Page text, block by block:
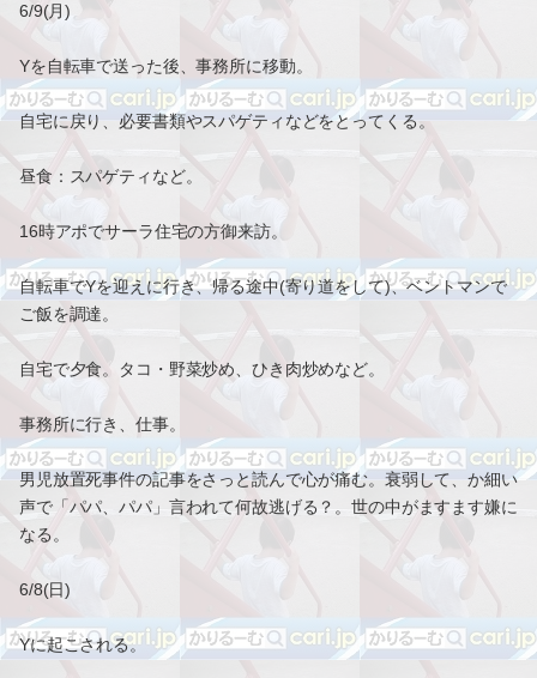
6/9(月)
Yを自転車で送った後、事務所に移動。
自宅に戻り、必要書類やスパゲティなどをとってくる。
昼食：スパゲティなど。
16時アポでサーラ住宅の方御来訪。
自転車でYを迎えに行き、帰る途中(寄り道をして)、ベントマンで
ご飯を調達。
自宅で夕食。タコ・野菜炒め、ひき肉炒めなど。
事務所に行き、仕事。
男児放置死事件の記事をさっと読んで心が痛む。衰弱して、か細い
声で「パパ、パパ」言われて何故逃げる？。世の中がますます嫌に
なる。
6/8(日)
Yに起こされる。